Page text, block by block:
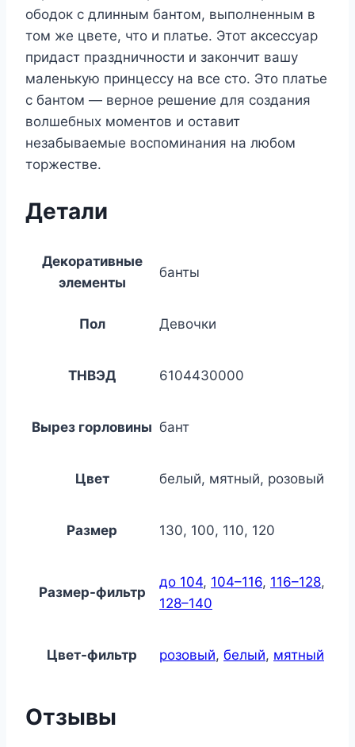
ободок с длинным бантом, выполненным в
том же цвете, что и платье. Этот аксессуар
придаст праздничности и закончит вашу
маленькую принцессу на все сто. Это платье
с бантом — верное решение для создания
волшебных моментов и оставит
незабываемые воспоминания на любом
торжестве.
Детали
Декоративные
элементы
банты
Пол Девочки
ТНВЭД 6104430000
Вырез горловины бант
Цвет белый, мятный, розовый
Размер 130, 100, 110, 120
Размер-фильтр
до 104, 104–116, 116–128,
128–140
Цвет-фильтр розовый, белый, мятный
Отзывы